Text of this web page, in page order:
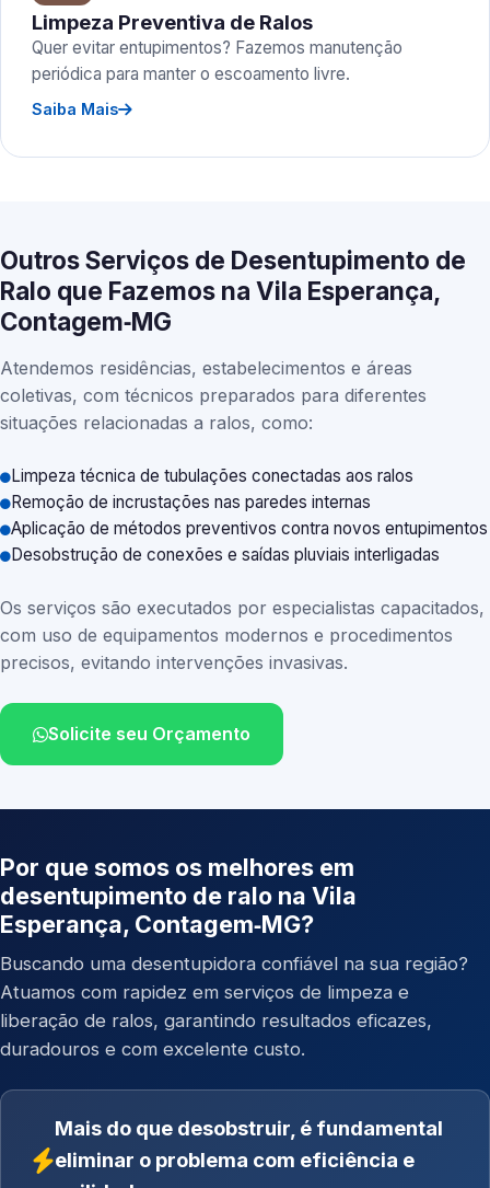
Limpeza Preventiva de Ralos
Quer evitar entupimentos? Fazemos manutenção
periódica para manter o escoamento livre.
Saiba Mais
Outros Serviços de Desentupimento de
Ralo que Fazemos na Vila Esperança,
Contagem‑MG
Atendemos residências, estabelecimentos e áreas
coletivas, com técnicos preparados para diferentes
situações relacionadas a ralos, como:
Limpeza técnica de tubulações conectadas aos ralos
Remoção de incrustações nas paredes internas
Aplicação de métodos preventivos contra novos entupimentos
Desobstrução de conexões e saídas pluviais interligadas
Os serviços são executados por especialistas capacitados,
com uso de equipamentos modernos e procedimentos
precisos, evitando intervenções invasivas.
Solicite seu Orçamento
Por que somos os melhores em
desentupimento de ralo na Vila
Esperança, Contagem‑MG?
Buscando uma desentupidora confiável na sua região?
Atuamos com rapidez em serviços de limpeza e
liberação de ralos, garantindo resultados eficazes,
duradouros e com excelente custo.
Mais do que desobstruir, é fundamental
eliminar o problema com eficiência e